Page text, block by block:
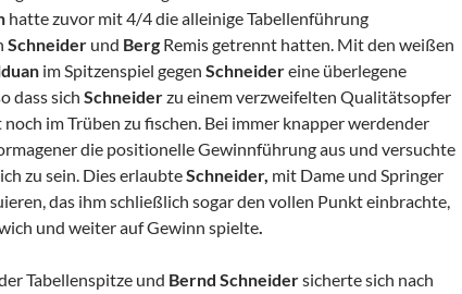
hatte zuvor mit 4/4 die alleinige Tabellenführung
Schneider und Berg Remis getrennt hatten. Mit den weißen
im Spitzenspiel gegen Schneidereine überlegene
dass sich Schneiderzu einem verzweifelten Qualitätsopfer
im Trüben zu fischen. Bei immer knapper werdender
die positionelle Gewinnführung aus und versuchte
zu sein. Dies erlaubteSchneider, mit Dame und Springer
das ihm schließlich sogar den vollen Punkt einbrachte,
und weiter auf Gewinn spielte.
Tabellenspitze und Bernd Schneidersicherte sich nach